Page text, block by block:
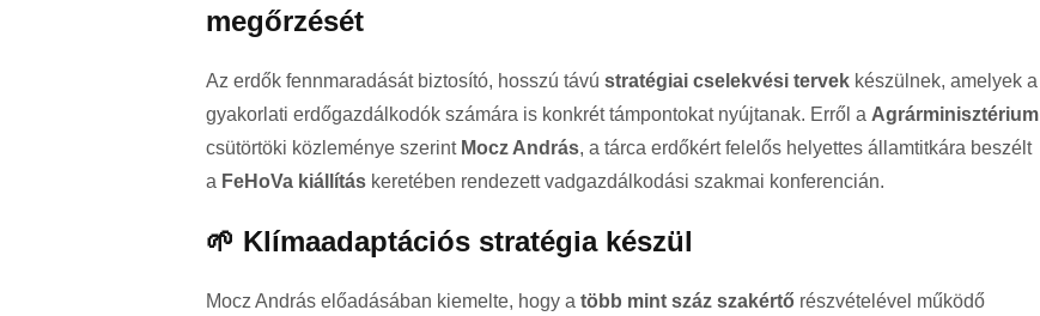
megőrzését
Az erdők fennmaradását biztosító, hosszú távú stratégiai cselekvési tervek készülnek, amelyek a
gyakorlati erdőgazdálkodók számára is konkrét támpontokat nyújtanak. Erről a Agrárminisztérium
csütörtöki közleménye szerint Mocz András, a tárca erdőkért felelős helyettes államtitkára beszélt
a FeHoVa kiállítás keretében rendezett vadgazdálkodási szakmai konferencián.
🌱 Klímaadaptációs stratégia készül
Mocz András előadásában kiemelte, hogy a több mint száz szakértő részvételével működő